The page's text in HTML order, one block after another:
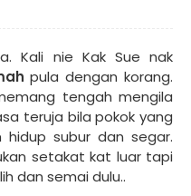
Kali nie Kak Sue nak
pula dengan korang.
tengah mengila
teruja bila pokok yang
subur dan segar.
setakat kat luar tapi
dan semai dulu..